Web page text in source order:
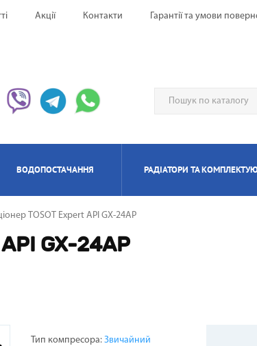
Акції Контакти Гарантії та умови
СПЛІТ-СИСТЕМА
НАПОЛЬНІ
ЕЛЕКТРИЧНІ
ВОДОПОСТАЧАННЯ
ПРОТОЧНІ
РАДІАТОРИ ТА
БІМЕТАЛЕВІ
ОБІГРІВАЧІ UFO
ПОВІТРЯ
TOSOT Expert API GX-24AP
GX-24AP
Тип компресора: Звичайний